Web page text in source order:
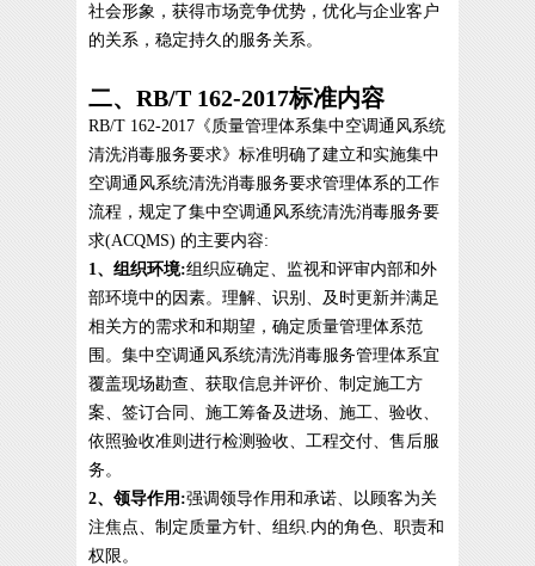
社会形象，获得市场竞争优势，优化与企业客户
的关系，稳定持久的服务关系。
二、RB/T 162-2017标准内容
RB/T 162-2017《质量管理体系集中空调通风系统
清洗消毒服务要求》标准明确了建立和实施集中
空调通风系统清洗消毒服务要求管理体系的工作
流程，规定了集中空调通风系统清洗消毒服务要
求(ACQMS) 的主要内容:
1、组织环境:组织应确定、监视和评审内部和外
部环境中的因素。理解、识别、及时更新并满足
相关方的需求和和期望，确定质量管理体系范
围。集中空调通风系统清洗消毒服务管理体系宜
覆盖现场勘查、获取信息并评价、制定施工方
案、签订合同、施工筹备及进场、施工、验收、
依照验收准则进行检测验收、工程交付、售后服
务。
2、领导作用:强调领导作用和承诺、以顾客为关
注焦点、制定质量方针、组织.内的角色、职责和
权限。